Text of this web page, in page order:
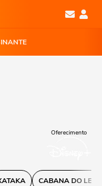
CABANA DO
Oferecimento